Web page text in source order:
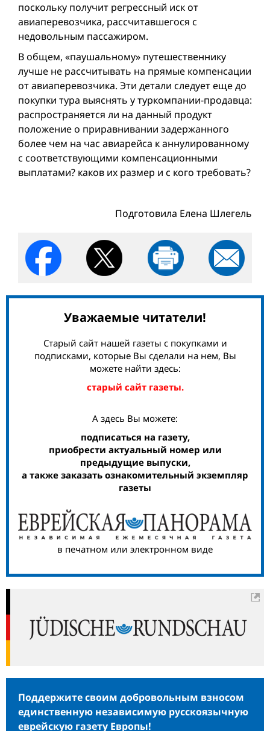
поскольку получит регрессный иск от
авиаперевозчика, рассчитавшегося с
недовольным пассажиром.
В общем, «паушальному» путешественнику
лучше не рассчитывать на прямые компенсации
от авиаперевозчика. Эти детали следует еще до
покупки тура выяснять у туркомпании-продавца:
распространяется ли на данный продукт
положение о приравнивании задержанного
более чем на час авиарейса к аннулированному
с соответствующими компенсационными
выплатами? каков их размер и с кого требовать?
Подготовила Елена Шлегель
Уважаемые читатели!
Старый сайт нашей газеты с покупками и
подписками, которые Вы сделали на нем, Вы
можете найти здесь:
старый сайт газеты.
А здесь Вы можете:
подписаться на газету,
приобрести актуальный номер или
предыдущие выпуски,
а также заказать ознакомительный экземпляр
газеты
в печатном или электронном виде
Поддержите своим добровольным взносом
единственную независимую русскоязычную
еврейскую газету Европы!